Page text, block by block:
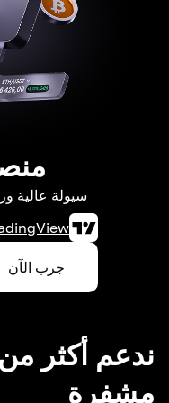
سيولة عالية ورسوم
جرب الآن
مشفرة